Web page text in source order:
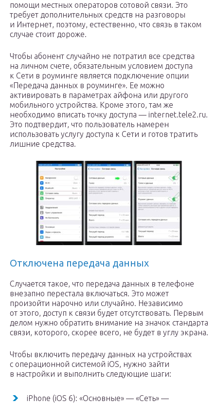
помощи местных операторов сотовой связи. Это
требует дополнительных средств на разговоры
и Интернет, поэтому, естественно, что связь в таком
случае стоит дороже.
Чтобы абонент случайно не потратил все средства
на личном счете, обязательным условием доступа
к Сети в роуминге является подключение опции
«Передача данных в роуминге». Ее можно
активировать в параметрах айфона или другого
мобильного устройства. Кроме этого, там же
необходимо вписать точку доступа — internet.tele2.ru.
Это подтвердит, что пользователь намерен
использовать услугу доступа к Сети и готов тратить
лишние средства.
Отключена передача данных
Случается такое, что передача данных в телефоне
внезапно перестала включаться. Это может
произойти нарочно или случайно. Независимо
от этого, доступ к связи будет отсутствовать. Первым
делом нужно обратить внимание на значок стандарта
связи, которого, скорее всего, не будет в углу экрана.
Чтобы включить передачу данных на устройствах
с операционной системой iOS, нужно зайти
в настройки и выполнить следующие шаги:
iPhone (iOS 6): «Основные» — «Сеть» —